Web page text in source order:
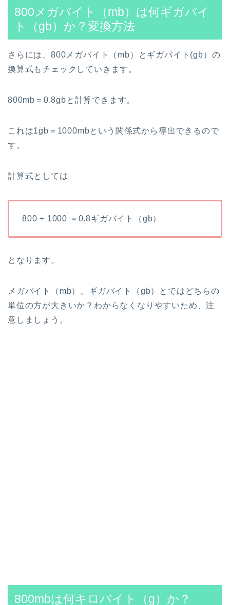
800メガバイト（mb）は何ギガバイ
ト（gb）か？変換方法
さらには、800メガバイト（mb）とギガバイト(gb）の
換算式もチェックしていきます。
800mb＝0.8gbと計算できます。
これは1gb＝1000mbという関係式から導出できるので
す。
計算式としては
800 ÷ 1000 ＝0.8ギガバイト（gb）
となります。
メガバイト（mb）、ギガバイト（gb）とではどちらの
単位の方が大きいか？わからなくなりやすいため、注
意しましょう。
800mbは何キロバイト（g）か？